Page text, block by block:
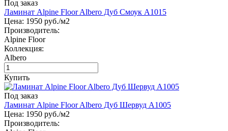
Под заказ
Ламинат Alpine Floor Albero Дуб Смоук А1015
Цена: 1950 руб./м2
Производитель:
Alpine Floor
Коллекция:
Albero
Купить
Под заказ
Ламинат Alpine Floor Albero Дуб Шервуд А1005
Цена: 1950 руб./м2
Производитель: